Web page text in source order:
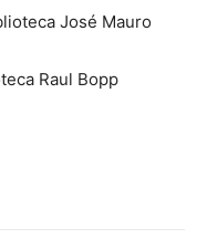
José Mauro
Raul Bopp